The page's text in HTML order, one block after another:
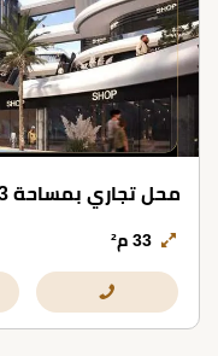
محل تجاري بمساحة 33 متر مربع مول هالو 6 أكتوبر
33 م²